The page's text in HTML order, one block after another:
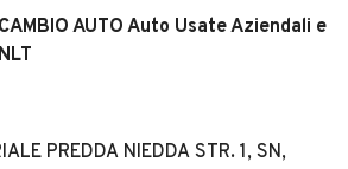
CAMBIO AUTO Auto Usate Aziendali e
NLT
PREDDA NIEDDA STR. 1, SN,